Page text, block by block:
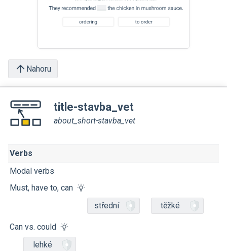
Nahoru
title-stavba_vet
about_short-stavba_vet
Verbs
Modal verbs
Must, have to, can
střední
těžké
Can vs. could
lehké